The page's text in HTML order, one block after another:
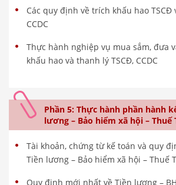
Các quy định về trích khấu hao
CCDC
Thực hành nghiệp vụ mua sắm, đưa
khấu hao và thanh lý TSCĐ, CCDC
Phần 5: Thực hành phần hành
lương – Bảo hiểm xã hội – Thuế
Tài khoản, chứng từ kế toán và quy
Tiền lương – Bảo hiểm xã hội – Thuế
Quy định mới nhất về Tiền lương –